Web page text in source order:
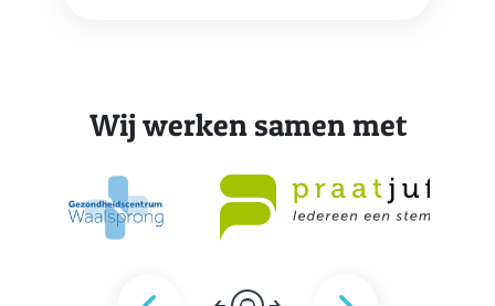
Wij werken samen met